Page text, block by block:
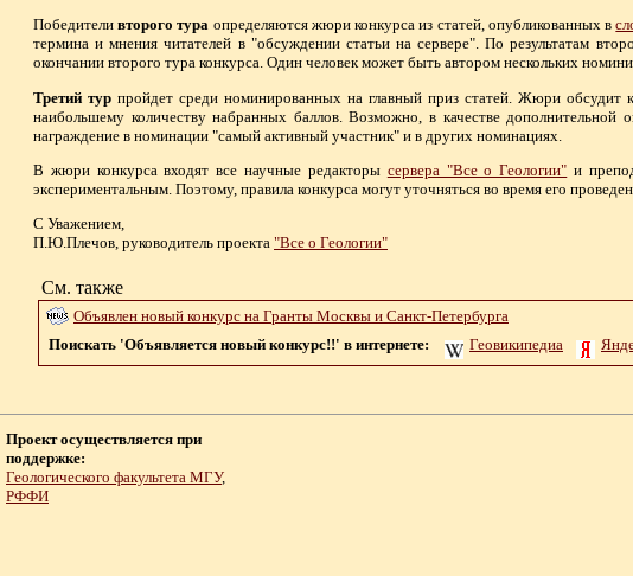
Победителивторого тура определяются жюри конкурса из статей, опубликованных в
термина и мнения читателей в "обсуждении статьи на сервере". По результатам
окончании второго тура конкурса. Один человек может быть автором нескольких
Третий тур пройдет среди номинированных на главный приз статей. Жюри обсудит
наибольшему количеству набранных баллов. Возможно, в качестве дополнительной
награждение в номинации "самый активный участник" и в других номинациях.
В жюри конкурса входят все научные редакторы сервера "Все о Геологии" и
экспериментальным. Поэтому, правила конкурса могут уточняться во время его
С Уважением,
П.Ю.Плечов, руководитель проекта "Все о Геологии"
См. также
Объявлен новый конкурс на Гранты Москвы и Санкт-Петербурга
Поискать 'Объявляется новый конкурс!!' в интернете:
Геовикипедиа
Проект осуществляется при
поддержке:
Геологического факультета МГУ,
РФФИ